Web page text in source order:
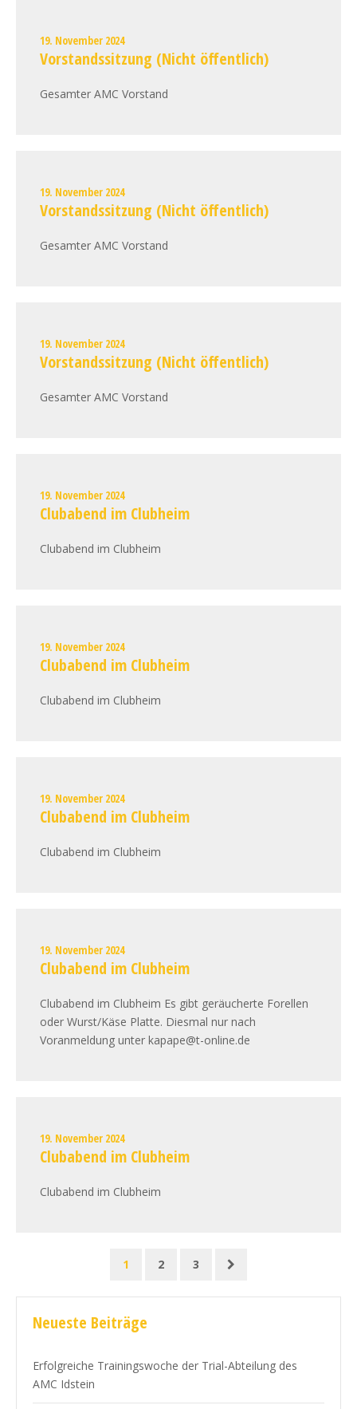
19. November 2024
Vorstandssitzung (Nicht öffentlich)
Gesamter AMC Vorstand
19. November 2024
Vorstandssitzung (Nicht öffentlich)
Gesamter AMC Vorstand
19. November 2024
Vorstandssitzung (Nicht öffentlich)
Gesamter AMC Vorstand
19. November 2024
Clubabend im Clubheim
Clubabend im Clubheim
19. November 2024
Clubabend im Clubheim
Clubabend im Clubheim
19. November 2024
Clubabend im Clubheim
Clubabend im Clubheim
19. November 2024
Clubabend im Clubheim
Clubabend im Clubheim Es gibt geräucherte Forellen
oder Wurst/Käse Platte. Diesmal nur nach
Voranmeldung unter kapape@t-online.de
19. November 2024
Clubabend im Clubheim
Clubabend im Clubheim
1 2 3
Neueste Beiträge
Erfolgreiche Trainingswoche der Trial-Abteilung des
AMC Idstein